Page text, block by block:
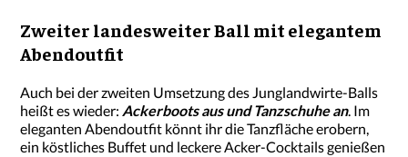
Zweiter landesweiter Ball mit elegantem
Abendoutfit
Auch bei der zweiten Umsetzung des Junglandwirte-Balls
heißt es wieder: Ackerboots aus und Tanzschuhe an. Im
eleganten Abendoutfit könnt ihr die Tanzfläche erobern,
ein köstliches Buffet und leckere Acker-Cocktails genießen